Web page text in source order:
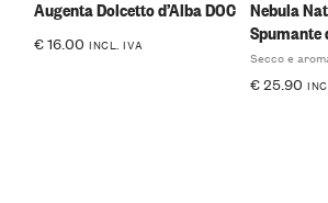
Augenta Dolcetto d’Alba DOC
€16.00 INCL. IVA
Nebula
Spumante
Secco e
€25.90